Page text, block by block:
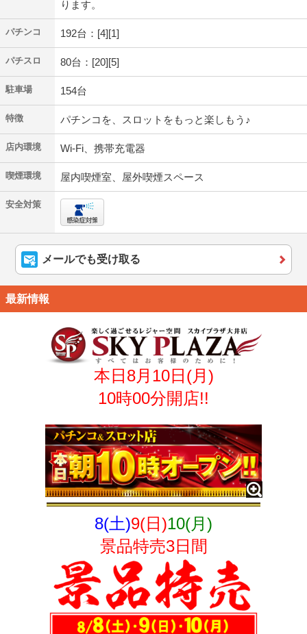
ります。
パチンコ 192台：[4][1]
パチスロ 80台：[20][5]
駐車場 154台
特徴 パチンコを、スロットをもっと楽しもう♪
店内環境 Wi-Fi、携帯充電器
喫煙環境 屋内喫煙室、屋外喫煙スペース
安全対策
メールでも受け取る
最新情報
本日8月10日(月)
10時00分開店!!
8(土)9(日)10(月)
景品特売3日間